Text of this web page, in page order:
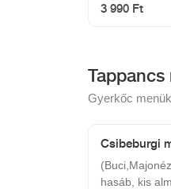
3 990 Ft
Tappancs
Gyerkőc
Csibeburgi
hasáb, kis